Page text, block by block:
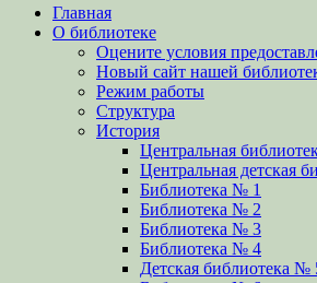
Перейти
содержимому
Главная
О библиотеке
Оцените условия
Новый сайт нашей
Режим работы
Структура
История
Центральная
Центральная детская
Библиотека № 1
Библиотека № 2
Библиотека № 3
Библиотека № 4
Детская библиотека №